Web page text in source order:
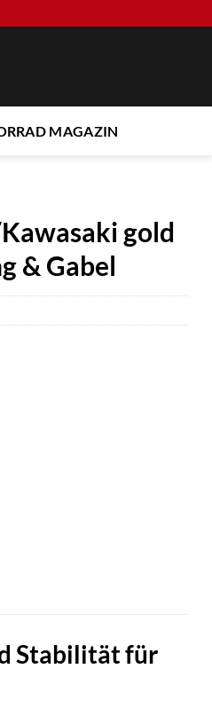
MAGAZIN
gold
& Gabel
Stabilität für